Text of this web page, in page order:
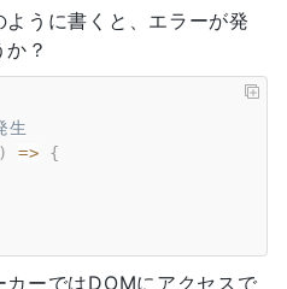
うに書くと、エラーが発
？
生
) =>
{
ーではDOMにアクセスで